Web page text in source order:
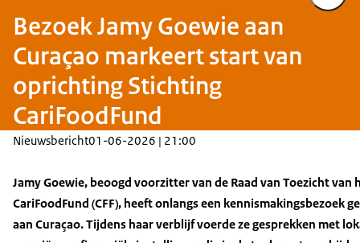
Bezoek Jamy Goewie aan
Curaçao markeert start van
oprichting Stichting
CariFoodFund
Nieuwsbericht01-06-2026 | 21:00
Jamy Goewie, beoogd voorzitter van de Raad van Toezicht van
CariFoodFund (CFF), heeft onlangs een kennismakingsbezoek
aan Curaçao. Tijdens haar verblijf voerde ze gesprekken met